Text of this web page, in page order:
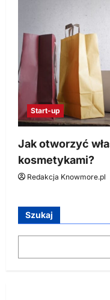
Start-up
Jak otworzyć
kosmetykami?
Redakcja Knowmore.pl
Szukaj